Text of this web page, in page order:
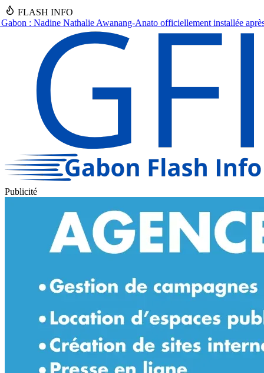
FLASH INFO
installée après un an d'intérim●Drame à Kinguélé : un
Publicité